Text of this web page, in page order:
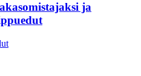
ja